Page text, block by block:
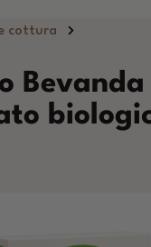
cottura
Bevanda